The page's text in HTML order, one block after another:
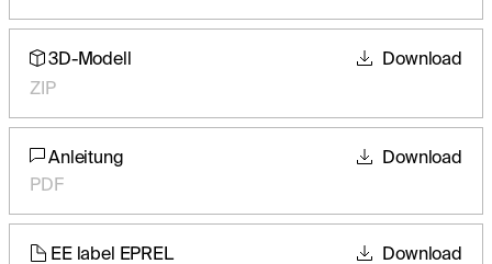
3D-Modell
ZIP
Download
Anleitung
PDF
Download
EE label EPREL
Download